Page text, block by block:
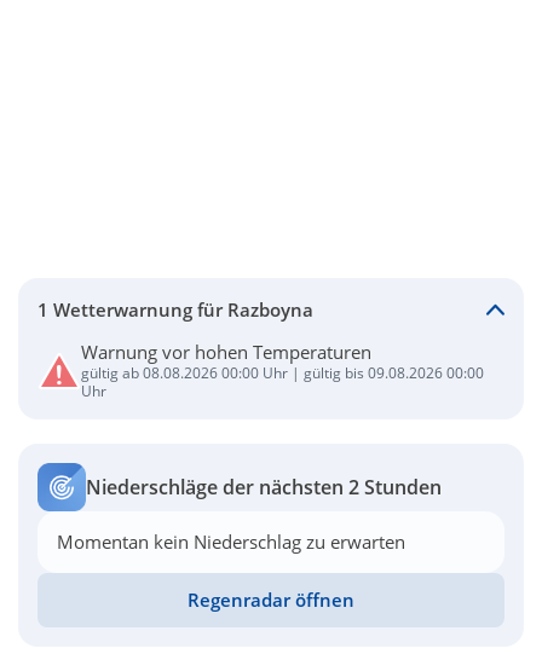
1 Wetterwarnung für Razboyna
Warnung vor hohen Temperaturen
gültig ab 08.08.2026 00:00 Uhr | gültig bis 09.08.2026 00:00
Uhr
Niederschläge der nächsten 2 Stunden
Momentan kein Niederschlag zu erwarten
Regenradar öffnen